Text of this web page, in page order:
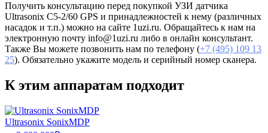
Получить консультацию перед покупкой УЗИ датчика
Ultrasonix С5-2/60 GPS и принадлежностей к нему (различных
насадок и т.п.) можно на сайте 1uzi.ru. Обращайтесь к нам на
электронную почту info@1uzi.ru либо в онлайн консультант.
Также Вы можете позвонить нам по телефону (+7 (495) 109 13
25). Обязательно укажите модель и серийный номер сканера.
К этим аппаратам подходит
Ultrasonix SonixMDP